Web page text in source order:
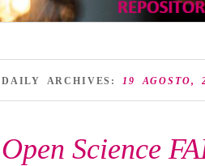
DAILY ARCHIVES:19 AGOSTO,
Open Science